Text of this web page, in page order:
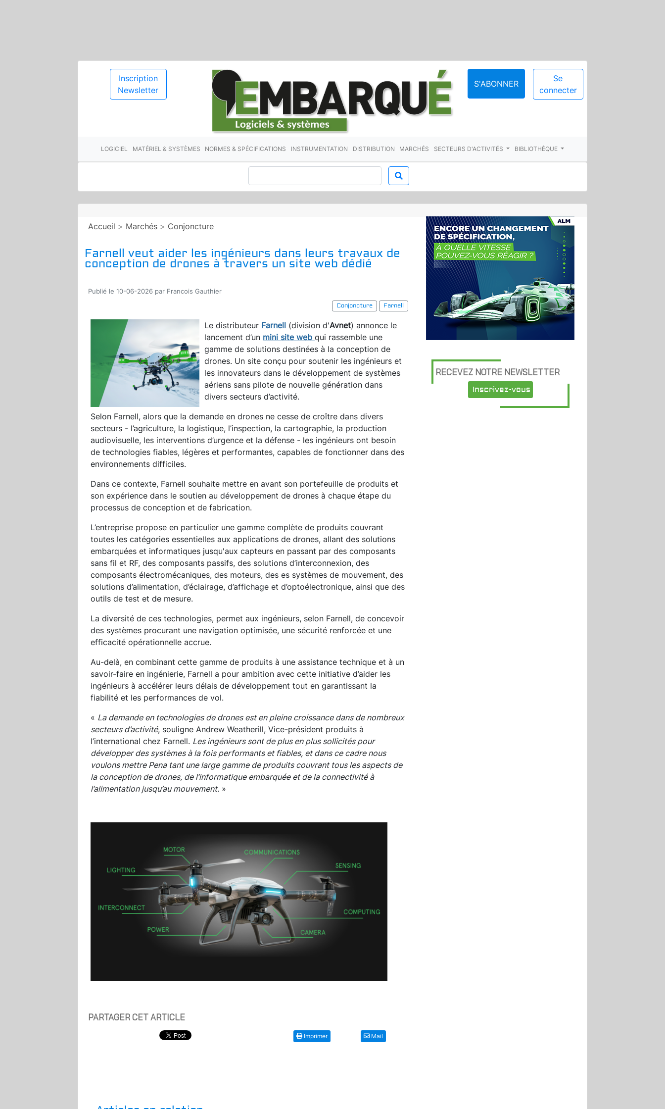
Inscription
Newsletter
S'ABONNER
Se
connecter
LOGICIEL MATÉRIEL & SYSTÈMES NORMES & SPÉCIFICATIONS INSTRUMENTATION DISTRIBUTION MARCHÉS SECTEURS D'ACTIVITÉS BIBLIOTHÈQUE
Accueil > Marchés > Conjoncture
Farnell veut aider les ingénieurs dans leurs travaux de
conception de drones à travers un site web dédié
Publié le 10-06-2026 par Francois Gauthier
Conjoncture
Farnell
Le distributeur Farnell (division d'Avnet) annonce le
lancement d’un mini site web qui rassemble une
gamme de solutions destinées à la conception de
drones. Un site conçu pour soutenir les ingénieurs et
les innovateurs dans le développement de systèmes
aériens sans pilote de nouvelle génération dans
divers secteurs d’activité.
Selon Farnell, alors que la demande en drones ne cesse de croître dans divers
secteurs - l’agriculture, la logistique, l’inspection, la cartographie, la production
audiovisuelle, les interventions d’urgence et la défense - les ingénieurs ont besoin
de technologies fiables, légères et performantes, capables de fonctionner dans des
environnements difficiles.
Dans ce contexte, Farnell souhaite mettre en avant son portefeuille de produits et
son expérience dans le soutien au développement de drones à chaque étape du
processus de conception et de fabrication.
L’entreprise propose en particulier une gamme complète de produits couvrant
toutes les catégories essentielles aux applications de drones, allant des solutions
embarquées et informatiques jusqu'aux capteurs en passant par des composants
sans fil et RF, des composants passifs, des solutions d’interconnexion, des
composants électromécaniques, des moteurs, des es systèmes de mouvement, des
solutions d’alimentation, d’éclairage, d’affichage et d’optoélectronique, ainsi que des
outils de test et de mesure.
La diversité de ces technologies, permet aux ingénieurs, selon Farnell, de concevoir
des systèmes procurant une navigation optimisée, une sécurité renforcée et une
efficacité opérationnelle accrue.
Au-delà, en combinant cette gamme de produits à une assistance technique et à un
savoir-faire en ingénierie, Farnell a pour ambition avec cette initiative d’aider les
ingénieurs à accélérer leurs délais de développement tout en garantissant la
fiabilité et les performances de vol.
« La demande en technologies de drones est en pleine croissance dans de nombreux
secteurs d’activité, souligne Andrew Weatherill, Vice-président produits à
l’international chez Farnell. Les ingénieurs sont de plus en plus sollicités pour
développer des systèmes à la fois performants et fiables, et dans ce cadre nous
voulons mettre Pena tant une large gamme de produits couvrant tous les aspects de
la conception de drones, de l’informatique embarquée et de la connectivité à
l’alimentation jusqu’au mouvement. »
PARTAGER CET ARTICLE
Imprimer Mail
RECEVEZ NOTRE NEWSLETTER
Inscrivez-vous